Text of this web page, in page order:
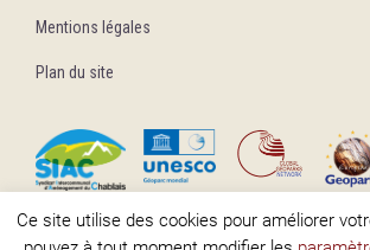
Mentions légales
Plan du site
Ce site utilise des cookies pour améliorer